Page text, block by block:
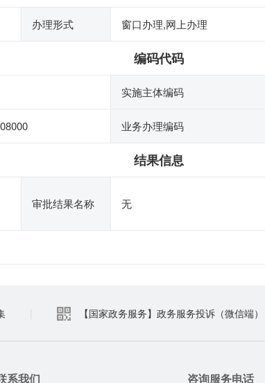
办理形式 窗口办理,网上办理
编码代码
实施主体编码
业务办理编码
结果信息
审批结果名称 无
【国家政务服务】政务服务投诉（微信端）
系我们 咨询服务电话